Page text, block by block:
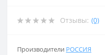
Отзывы: (0)
Производители РОССИЯ